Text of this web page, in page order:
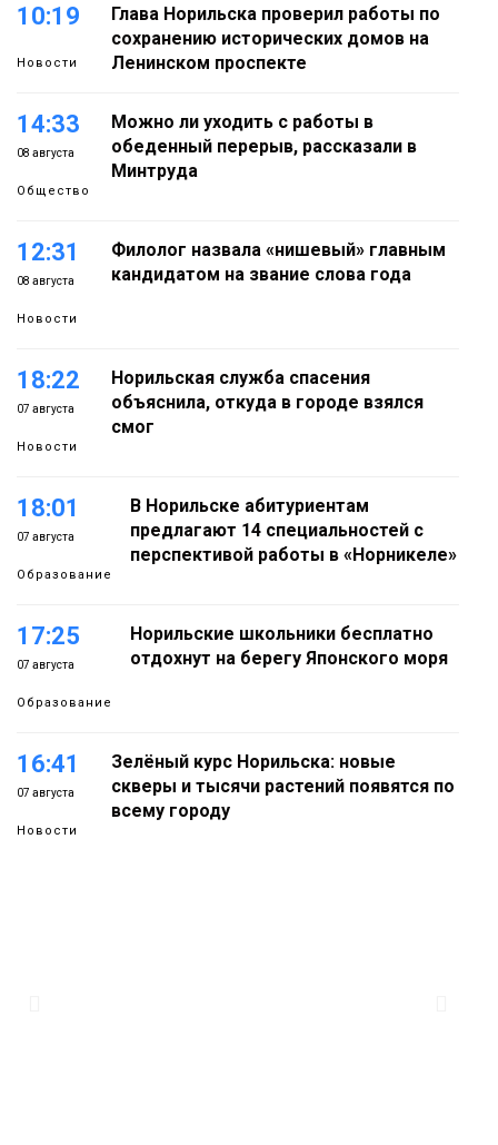
10:19
Новости
Глава Норильска проверил работы по
сохранению исторических домов на
Ленинском проспекте
14:33
08 августа
Общество
Можно ли уходить с работы в
обеденный перерыв, рассказали в
Минтруда
12:31
08 августа
Новости
Филолог назвала «нишевый» главным
кандидатом на звание слова года
18:22
07 августа
Новости
Норильская служба спасения
объяснила, откуда в городе взялся
смог
18:01
07 августа
Образование
В Норильске абитуриентам
предлагают 14 специальностей с
перспективой работы в «Норникеле»
17:25
07 августа
Образование
Норильские школьники бесплатно
отдохнут на берегу Японского моря
16:41
07 августа
Новости
Зелёный курс Норильска: новые
скверы и тысячи растений появятся по
всему городу